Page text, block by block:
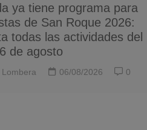
ya tiene programa para
de San Roque 2026:
todas las actividades del
de agosto
Lombera 06/08/2026 0